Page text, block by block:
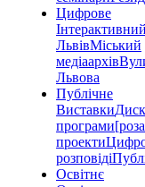
Цифрове
Інтерактивний
ЛьвівМіський
медіаархів
Львова
Публічне
Виставки
програми
проекти
розповіді
Освітнє